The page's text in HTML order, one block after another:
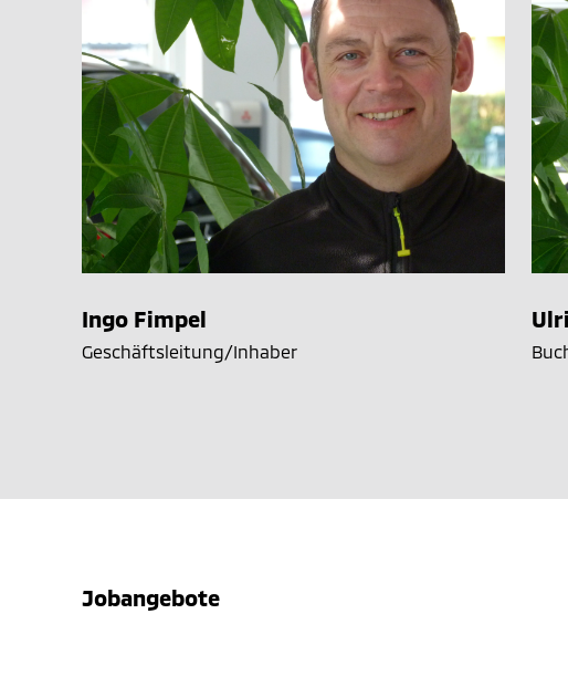
Ingo Fimpel
Geschäftsleitung/Inhaber
Jobangebote